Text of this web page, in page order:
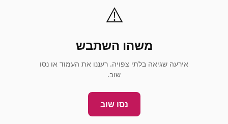
⚠️
משהו השתבש
אירעה שגיאה בלתי צפויה. רעננו את העמוד או נסו
שוב.
נסו שוב